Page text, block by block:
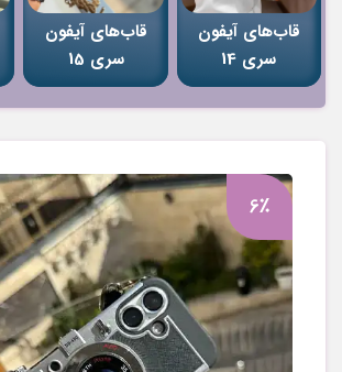
قاب‌های آیفون
سری 14
قاب‌های آیفون
سری 15
6٪